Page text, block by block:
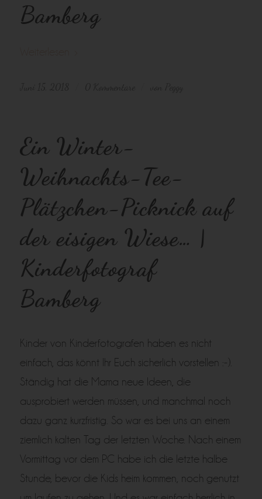
Bamberg
Ein Winter-
Weihnachts-Tee-
Plätzchen-Picknick auf
der eisigen Wiese… |
Kinderfotograf
Bamberg
Kinder von Kinderfotografen haben es nicht
einfach, das könnt Ihr Euch sicherlich vorstellen :-).
Ständig hat die Mama neue Ideen, die
ausprobiert werden müssen, und manchmal noch
dazu ganz kurzfristig. So war es bei uns an einem
ziemlich kalten Tag der letzten Woche. Nach einem
Vormittag vor dem PC habe ich die letzte halbe
Stunde, bevor die Kids heim kommen, noch genutzt